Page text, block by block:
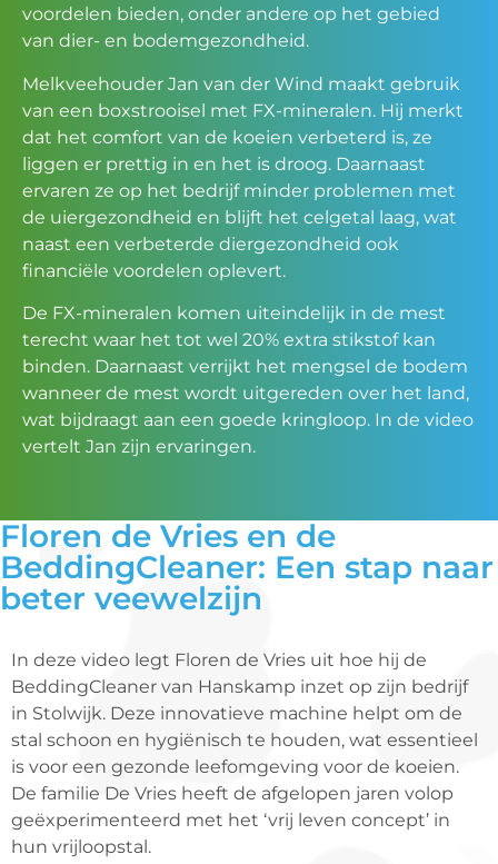
voordelen bieden, onder andere op het gebied
van dier- en bodemgezondheid.
Melkveehouder Jan van der Wind maakt gebruik
van een boxstrooisel met FX-mineralen. Hij merkt
dat het comfort van de koeien verbeterd is, ze
liggen er prettig in en het is droog. Daarnaast
ervaren ze op het bedrijf minder problemen met
de uiergezondheid en blijft het celgetal laag, wat
naast een verbeterde diergezondheid ook
financiële voordelen oplevert.
De FX-mineralen komen uiteindelijk in de mest
terecht waar het tot wel 20% extra stikstof kan
binden. Daarnaast verrijkt het mengsel de bodem
wanneer de mest wordt uitgereden over het land,
wat bijdraagt aan een goede kringloop. In de video
vertelt Jan zijn ervaringen.
Floren de Vries en de
BeddingCleaner: Een stap naar
beter veewelzijn
In deze video legt Floren de Vries uit hoe hij de
BeddingCleaner van Hanskamp inzet op zijn bedrijf
in Stolwijk. Deze innovatieve machine helpt om de
stal schoon en hygiënisch te houden, wat essentieel
is voor een gezonde leefomgeving voor de koeien.
De familie De Vries heeft de afgelopen jaren volop
geëxperimenteerd met het ‘vrij leven concept’ in
hun vrijloopstal.